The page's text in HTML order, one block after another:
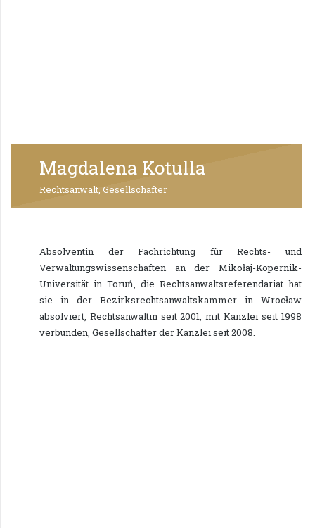
Magdalena Kotulla
Rechtsanwalt, Gesellschafter
Absolventin der Fachrichtung für Rechts- und
Verwaltungswissenschaften an der Mikołaj-Kopernik-
Universität in Toruń, die Rechtsanwaltsreferendariat hat
sie in der Bezirksrechtsanwaltskammer in Wrocław
absolviert, Rechtsanwältin seit 2001, mit Kanzlei seit 1998
verbunden, Gesellschafter der Kanzlei seit 2008.